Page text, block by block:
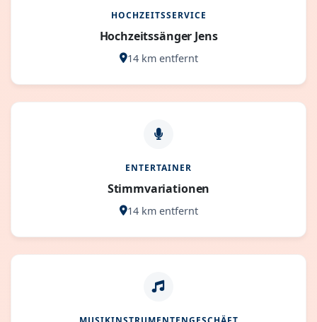
HOCHZEITSSERVICE
Hochzeitssänger Jens
14 km entfernt
ENTERTAINER
Stimmvariationen
14 km entfernt